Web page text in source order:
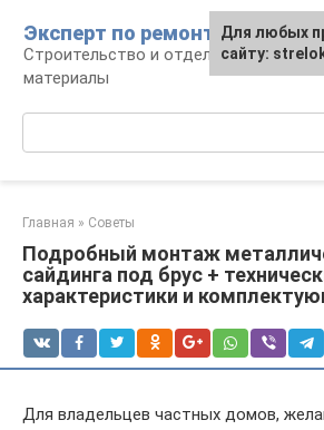
контенту
Эксперт по ремонту
Строительство и отделка: работы и
материалы
Главная » Советы
Подробный монтаж
сайдинга под брус +
характеристики и
Для владельцев частных домов,
Для любых
сайту:
Для любых
сайту: